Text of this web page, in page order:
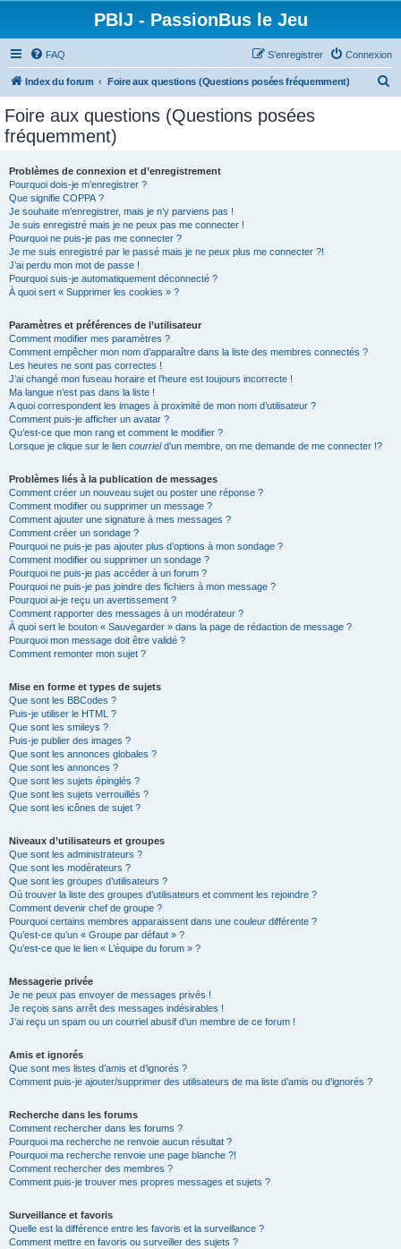
PBlJ - PassionBus le Jeu
FAQ Connexion
S’enregistrer
Index du forum Foire aux questions (Questions posées fréquemment)
Foire aux questions (Questions posées
fréquemment)
Problèmes de connexion et d’enregistrement
Pourquoi dois-je m’enregistrer ?
Que signifie COPPA ?
Je souhaite m’enregistrer, mais je n’y parviens pas !
Je suis enregistré mais je ne peux pas me connecter !
Pourquoi ne puis-je pas me connecter ?
Je me suis enregistré par le passé mais je ne peux plus me connecter ?!
J’ai perdu mon mot de passe !
Pourquoi suis-je automatiquement déconnecté ?
À quoi sert « Supprimer les cookies » ?
Paramètres et préférences de l’utilisateur
Comment modifier mes paramètres ?
Comment empêcher mon nom d’apparaître dans la liste des membres connectés ?
Les heures ne sont pas correctes !
J’ai changé mon fuseau horaire et l’heure est toujours incorrecte !
Ma langue n’est pas dans la liste !
A quoi correspondent les images à proximité de mon nom d’utilisateur ?
Comment puis-je afficher un avatar ?
Qu’est-ce que mon rang et comment le modifier ?
Lorsque je clique sur le lien courrield’un membre, on me demande de me connecter !?
Problèmes liés à la publication de messages
Comment créer un nouveau sujet ou poster une réponse ?
Comment modifier ou supprimer un message ?
Comment ajouter une signature à mes messages ?
Comment créer un sondage ?
Pourquoi ne puis-je pas ajouter plus d’options à mon sondage ?
Comment modifier ou supprimer un sondage ?
Pourquoi ne puis-je pas accéder à un forum ?
Pourquoi ne puis-je pas joindre des fichiers à mon message ?
Pourquoi ai-je reçu un avertissement ?
Comment rapporter des messages à un modérateur ?
À quoi sert le bouton « Sauvegarder » dans la page de rédaction de message ?
Pourquoi mon message doit être validé ?
Comment remonter mon sujet ?
Mise en forme et types de sujets
Que sont les BBCodes ?
Puis-je utiliser le HTML ?
Que sont les smileys ?
Puis-je publier des images ?
Que sont les annonces globales ?
Que sont les annonces ?
Que sont les sujets épinglés ?
Que sont les sujets verrouillés ?
Que sont les icônes de sujet ?
Niveaux d’utilisateurs et groupes
Que sont les administrateurs ?
Que sont les modérateurs ?
Que sont les groupes d’utilisateurs ?
Où trouver la liste des groupes d’utilisateurs et comment les rejoindre ?
Comment devenir chef de groupe ?
Pourquoi certains membres apparaissent dans une couleur différente ?
Qu’est-ce qu’un « Groupe par défaut » ?
Qu’est-ce que le lien « L’équipe du forum » ?
Messagerie privée
Je ne peux pas envoyer de messages privés !
Je reçois sans arrêt des messages indésirables !
J’ai reçu un spam ou un courriel abusif d’un membre de ce forum !
Amis et ignorés
Que sont mes listes d’amis et d’ignorés ?
Comment puis-je ajouter/supprimer des utilisateurs de ma liste d’amis ou d’ignorés ?
Recherche dans les forums
Comment rechercher dans les forums ?
Pourquoi ma recherche ne renvoie aucun résultat ?
Pourquoi ma recherche renvoie une page blanche ?!
Comment rechercher des membres ?
Comment puis-je trouver mes propres messages et sujets ?
Surveillance et favoris
Quelle est la différence entre les favoris et la surveillance ?
Comment mettre en favoris ou surveiller des sujets ?